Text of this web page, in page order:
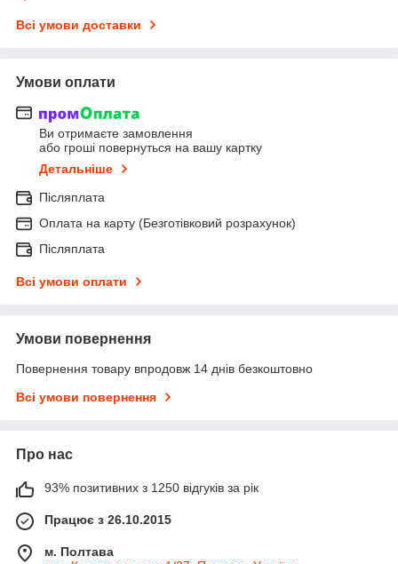
Всі умови доставки
Умови оплати
Ви отримаєте замовлення
або гроші повернуться на вашу картку
Детальніше
Післяплата
Оплата на карту (Безготівковий розрахунок)
Післяплата
Всі умови оплати
Умови повернення
Повернення товару впродовж 14 днів безкоштовно
Всі умови повернення
Про нас
93% позитивних з 1250 відгуків за рік
Працює з 26.10.2015
м. Полтава